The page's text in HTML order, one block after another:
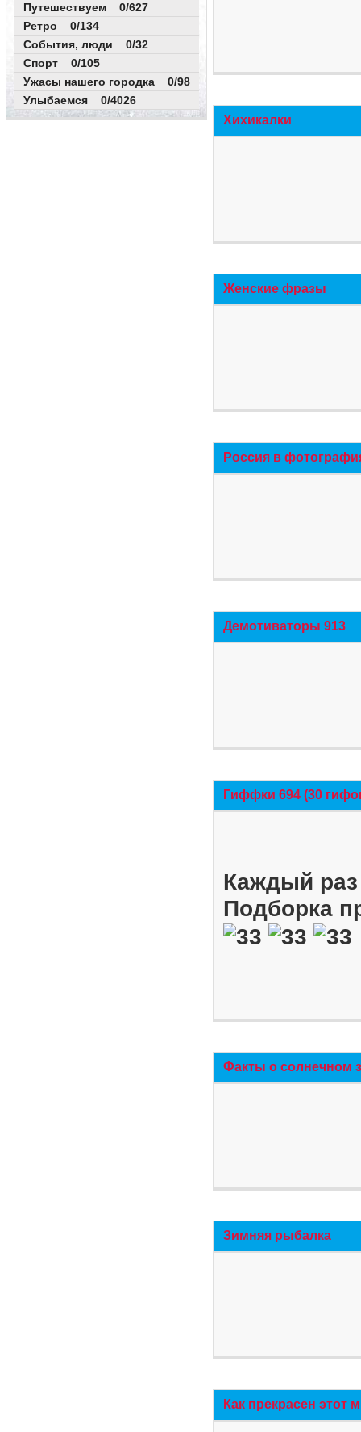
Путешествуем 0/627
Ретро 0/134
События, люди 0/32
Спорт 0/105
Ужасы нашего городка 0/98
Улыбаемся 0/4026
Хихикалки
Женские фразы
Россия в
Демотиваторы 913
Гиффки 694 (30
Каждый
Подборка
Факты о солнечном
Зимняя рыбалка
Как прекрасен этот